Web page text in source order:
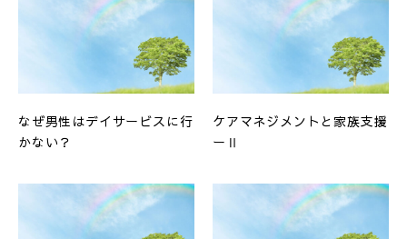
なぜ男性はデイサービスに行
かない？
ケアマネジメントと家族支援
ーⅡ